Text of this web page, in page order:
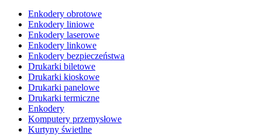
Enkodery obrotowe
Enkodery liniowe
Enkodery laserowe
Enkodery linkowe
Enkodery bezpieczeństwa
Drukarki biletowe
Drukarki kioskowe
Drukarki panelowe
Drukarki termiczne
Enkodery
Komputery przemysłowe
Kurtyny świetlne